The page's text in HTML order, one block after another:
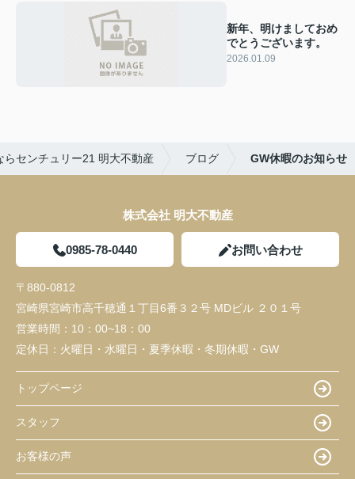
新年、明けましておめ
でとうございます。
2026.01.09
センチュリー21 明大不動産 ブログ GW休暇のお知らせ
株式会社 明大不動産
0985-78-0440 お問い合わせ
〒880-0812
宮崎県宮崎市高千穂通１丁目6番３２号 MDビル ２０１号
営業時間： 10：00~18：00
定休日： 火曜日・水曜日・夏季休暇・冬期休暇・GW
トップページ
スタッフ
お客様の声